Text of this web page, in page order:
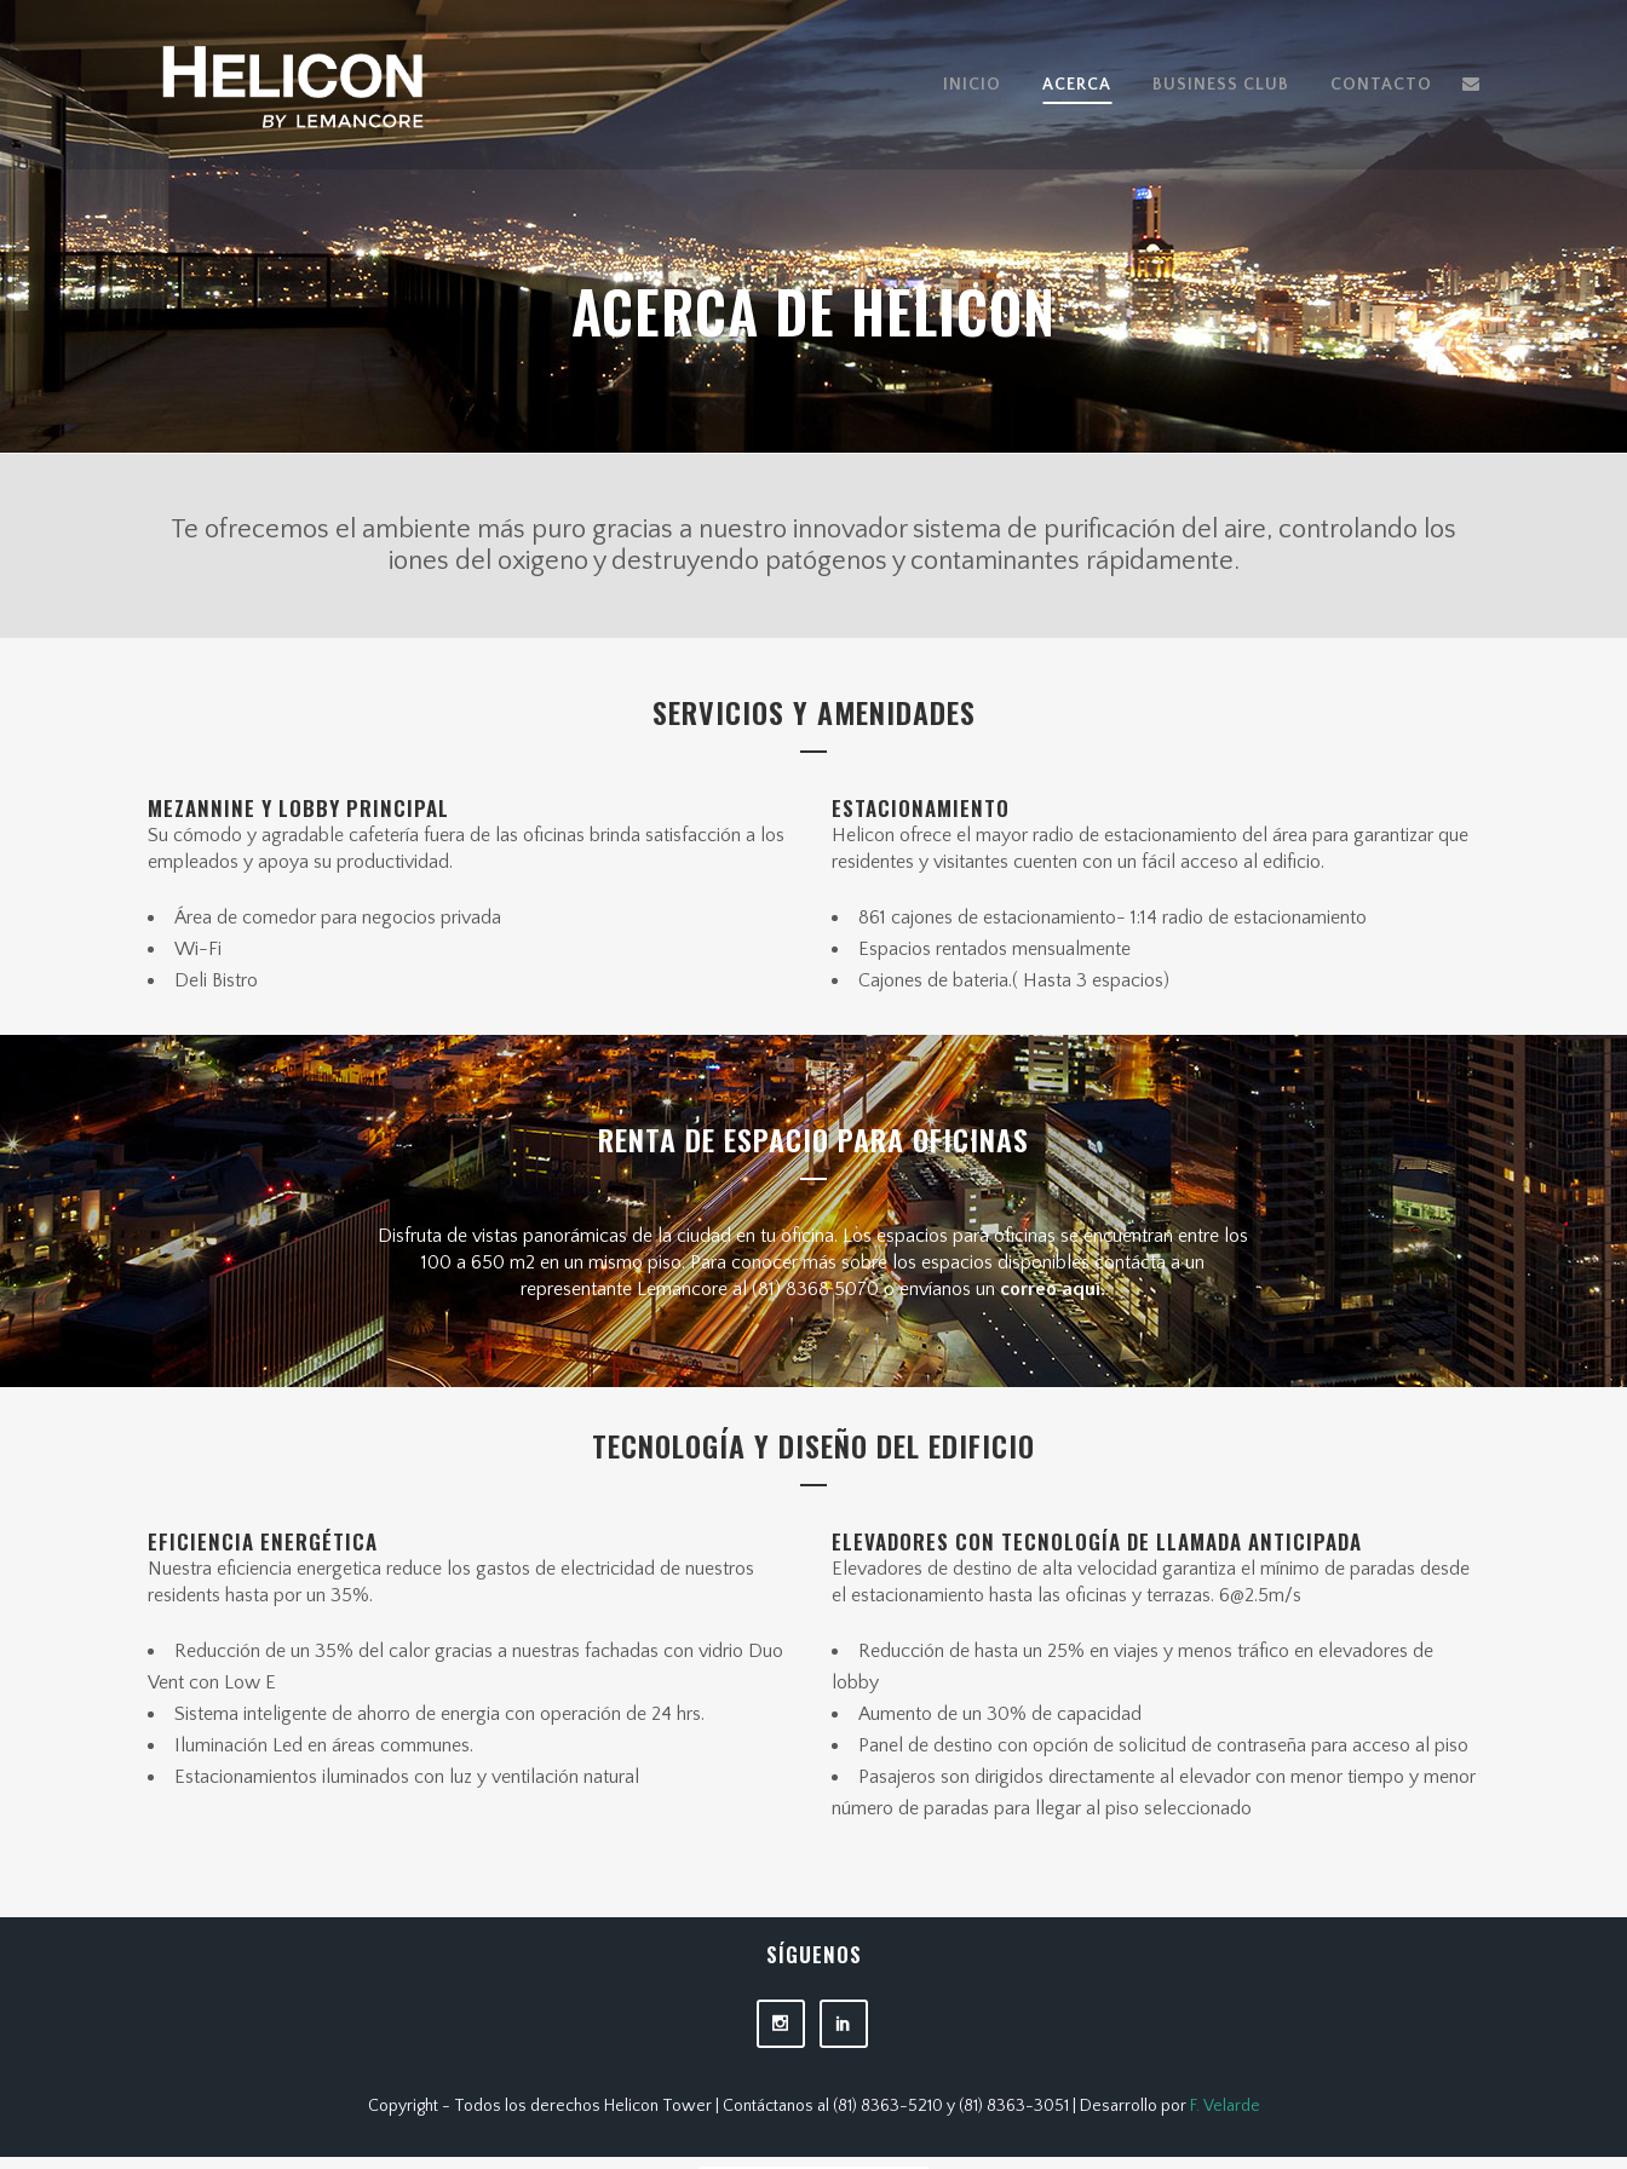
INICIO ACERCA BUSINESS CLUB CONTACTO
ACERCA DE HELICON
Te ofrecemos el ambiente más puro gracias a nuestro innovador sistema de purificación del aire, controlando los
iones del oxigeno y destruyendo patógenos y contaminantes rápidamente.
SERVICIOS Y AMENIDADES
MEZANNINE Y LOBBY PRINCIPAL
Su cómodo y agradable cafetería fuera de las oficinas brinda satisfacción a los
empleados y apoya su productividad.
Área de comedor para negocios privada
Wi-Fi
Deli Bistro
ESTACIONAMIENTO
Helicon ofrece el mayor radio de estacionamiento del área para garantizar que
residentes y visitantes cuenten con un fácil acceso al edificio.
861 cajones de estacionamiento- 1:14 radio de estacionamiento
Espacios rentados mensualmente
Cajones de bateria.( Hasta 3 espacios)
RENTA DE ESPACIO PARA OFICINAS
Disfruta de vistas panorámicas de la ciudad en tu oficina. Los espacios para oficinas se encuentran entre los
100 a 650 m2 en un mismo piso. Para conocer más sobre los espacios disponibles contácta a un
representante Lemancore al (81) 8368 5070 o envíanos uncorreo aquí.
TECNOLOGÍA Y DISEÑO DEL EDIFICIO
EFICIENCIA ENERGÉTICA
Nuestra eficiencia energetica reduce los gastos de electricidad de nuestros
residents hasta por un 35%.
Reducción de un 35% del calor gracias a nuestras fachadas con vidrio Duo
Vent con Low E
Sistema inteligente de ahorro de energia con operación de 24 hrs.
Iluminación Led en áreas communes.
Estacionamientos iluminados con luz y ventilación natural
ELEVADORES CON TECNOLOGÍA DE LLAMADA ANTICIPADA
Elevadores de destino de alta velocidad garantiza el mínimo de paradas desde
el estacionamiento hasta las oficinas y terrazas. 6@2.5m/s
Reducción de hasta un 25% en viajes y menos tráfico en elevadores de
lobby
Aumento de un 30% de capacidad
Panel de destino con opción de solicitud de contraseña para acceso al piso
Pasajeros son dirigidos directamente al elevador con menor tiempo y menor
número de paradas para llegar al piso seleccionado
SÍGUENOS
Copyright - Todos los derechos Helicon Tower | Contáctanos al (81) 8363-5210 y (81) 8363-3051 | Desarrollo por F. Velarde